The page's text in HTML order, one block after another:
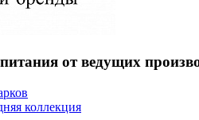
от ведущих
коллекция